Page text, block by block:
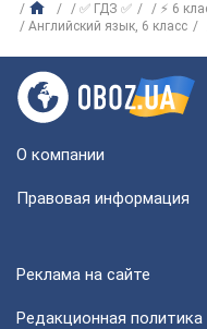
✅ ГДЗ ✅ ⚡ 6
Английский язык, 6 класс
О компании
Правовая информация
Реклама на сайте
Редакционная политика